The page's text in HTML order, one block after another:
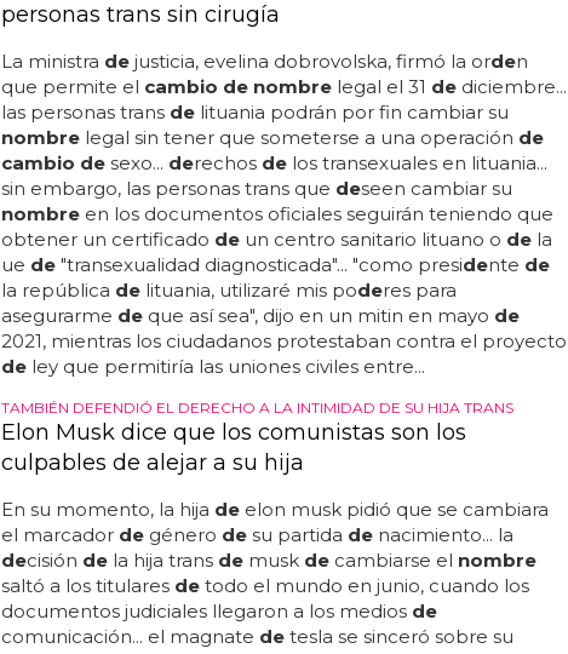
personas trans sin cirugía
La ministra dejusticia, evelina dobrovolska, firmó la orden
que permite el cambio de nombrelegal el 31 dediciembre...
las personas trans delituania podrán por fin cambiar su
nombrelegal sin tener que someterse a una operación de
cambio desexo... derechos delos transexuales en lituania...
sin embargo, las personas trans que deseen cambiar su
nombreen los documentos oficiales seguirán teniendo que
obtener un certificado deun centro sanitario lituano o dela
ue de"transexualidad diagnosticada"... "como presidente de
la república delituania, utilizaré mis poderes para
asegurarme deque así sea", dijo en un mitin en mayo de
2021, mientras los ciudadanos protestaban contra el proyecto
deley que permitiría las uniones civiles entre...
TAMBIÉN DEFENDIÓ EL DERECHO A LA INTIMIDAD DE SU HIJA TRANS
Elon Musk dice que los comunistas son los
culpables de alejar a su hija
En su momento, la hija deelon musk pidió que se cambiara
el marcador degénero desu partida denacimiento... la
decisión dela hija trans demusk decambiarse el nombre
saltó a los titulares detodo el mundo en junio, cuando los
documentos judiciales llegaron a los medios de
comunicación... el magnate detesla se sinceró sobre su